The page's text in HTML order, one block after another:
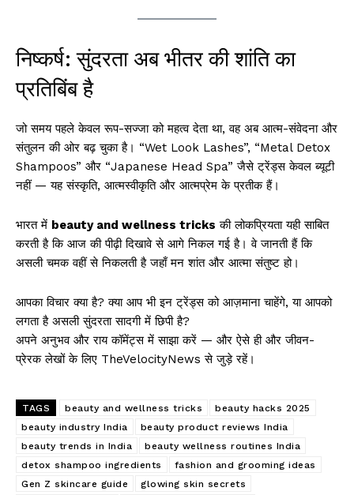
निष्कर्ष: सुंदरता अब भीतर की शांति का
प्रतिबिंब है
जो समय पहले केवल रूप-सज्जा को महत्व देता था, वह अब आत्म-संवेदना और
संतुलन की ओर बढ़ चुका है। “Wet Look Lashes”, “Metal Detox
Shampoos” और “Japanese Head Spa” जैसे ट्रेंड्स केवल ब्यूटी
नहीं — यह संस्कृति, आत्मस्वीकृति और आत्मप्रेम के प्रतीक हैं।
भारत में beauty and wellness tricks की लोकप्रियता यही साबित
करती है कि आज की पीढ़ी दिखावे से आगे निकल गई है। वे जानती हैं कि
असली चमक वहीं से निकलती है जहाँ मन शांत और आत्मा संतुष्ट हो।
आपका विचार क्या है? क्या आप भी इन ट्रेंड्स को आज़माना चाहेंगे, या आपको
लगता है असली सुंदरता सादगी में छिपी है?
अपने अनुभव और राय कॉमेंट्स में साझा करें — और ऐसे ही और जीवन-
प्रेरक लेखों के लिए TheVelocityNews से जुड़े रहें।
TAGS beauty and wellness tricks
beauty hacks 2025
beauty industry India
beauty product reviews India
beauty trends in India
beauty wellness routines India
detox shampoo ingredients
fashion and grooming ideas
Gen Z skincare guide
glowing skin secrets